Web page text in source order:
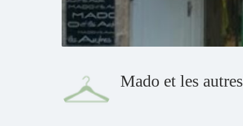
Mado et les autres